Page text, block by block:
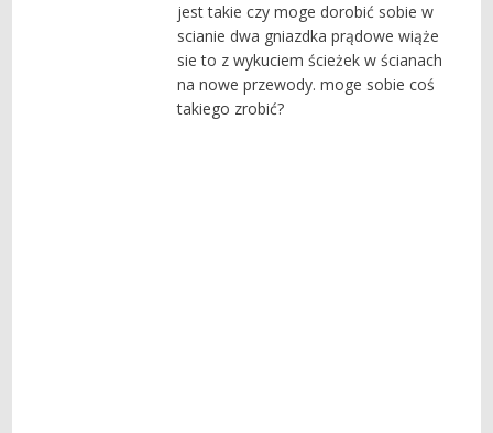
jest takie czy moge dorobić sobie w
scianie dwa gniazdka prądowe wiąże
sie to z wykuciem ścieżek w ścianach
na nowe przewody. moge sobie coś
takiego zrobić?